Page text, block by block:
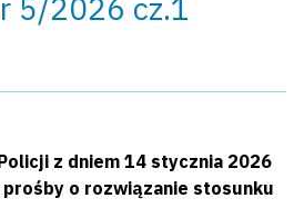
5/2026 cz.1
z dniem 14 stycznia 2026
o rozwiązanie stosunku